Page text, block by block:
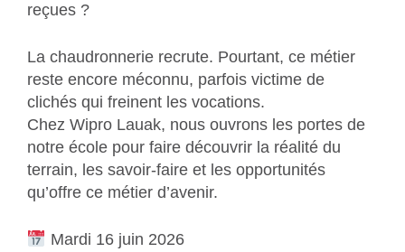
reçues ?
La chaudronnerie recrute. Pourtant, ce métier
reste encore méconnu, parfois victime de
clichés qui freinent les vocations.
Chez Wipro Lauak, nous ouvrons les portes de
notre école pour faire découvrir la réalité du
terrain, les savoir-faire et les opportunités
qu’offre ce métier d’avenir.
Mardi 16 juin 2026